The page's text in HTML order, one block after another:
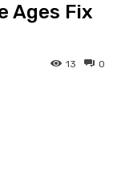
Ages Fix
0
13